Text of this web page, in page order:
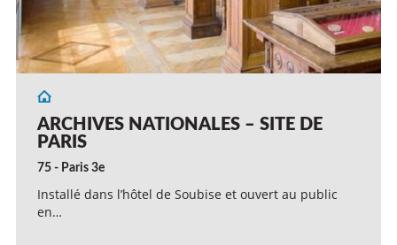
ARCHIVES NATIONALES – SITE DE
PARIS
75 - Paris 3e
Installé dans l’hôtel de Soubise et ouvert au public
en…